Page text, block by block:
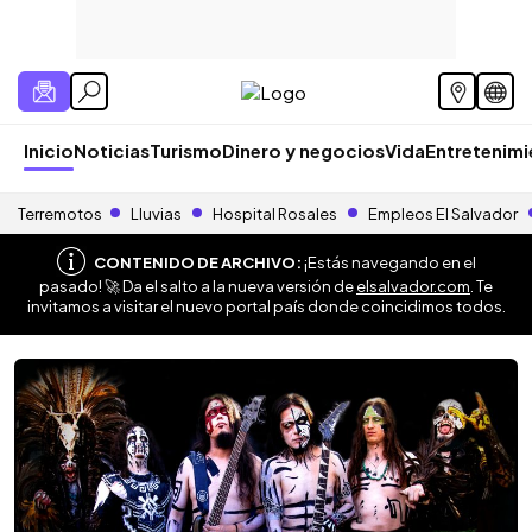
InicioNoticiasTurismoDinero y negociosVida
Terremotos Lluvias Hospital Rosales Empleos El Salvador
CONTENIDO DE ARCHIVO:¡Estás navegando en el
pasado! 🚀 Da el salto a la nueva versión deelsalvador.com . Te
invitamos a visitar el nuevo portal país donde coincidimos todos.